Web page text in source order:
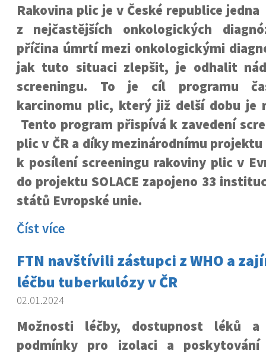
Rakovina plic je v České republice jedna
z nejčastějších onkologických
příčina úmrtí mezi onkologickými
jak tuto situaci zlepšit, je odhalit
screeningu. To je cíl programu
karcinomu plic, který již delší dobu je
Tento program přispívá k zavedení
plic v ČR a díky mezinárodnímu projektu
k posílení screeningu rakoviny plic v
do projektu SOLACE zapojeno 33
států Evropské unie.
Číst více
FTN navštívili zástupci z WHO a
léčbu tuberkulózy v ČR
02.01.2024
Možnosti léčby, dostupnost léků a
podmínky pro izolaci a poskytování